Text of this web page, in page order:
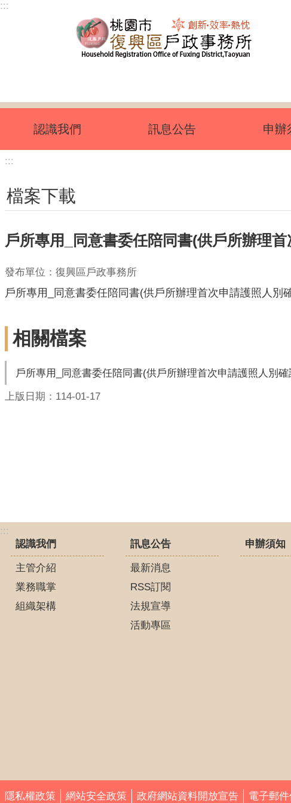
跳到主要內容區塊
:::
認識我們 訊息公告 申辦
:::
檔案下載
戶所專用_同意書委任陪同書(供戶所辦理
發布單位：復興區戶政事務所
戶所專用_同意書委任陪同書(供戶所辦理首次申請護照人別
相關檔案
戶所專用_同意書委任陪同書(供戶所辦理首次申請護照人別
上版日期：114-01-17
:::
認識我們
主管介紹
業務職掌
組織架構
訊息公告
最新消息
RSS訂閱
法規宣導
活動專區
申辦須知
隱私權政策 網站安全政策 政府網站資料開放宣告 電子郵